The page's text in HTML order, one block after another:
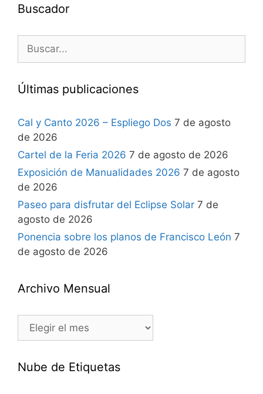
Buscador
Últimas publicaciones
Cal y Canto 2026 – Espliego Dos 7 de agosto
de 2026
Cartel de la Feria 2026 7 de agosto de 2026
Exposición de Manualidades 2026 7 de agosto
de 2026
Paseo para disfrutar del Eclipse Solar 7 de
agosto de 2026
Ponencia sobre los planos de Francisco León 7
de agosto de 2026
Archivo Mensual
Nube de Etiquetas